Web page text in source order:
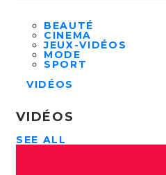
BEAUTÉ
CINEMA
JEUX-VIDÉOS
MODE
SPORT
VIDÉOS
VIDÉOS
SEE ALL